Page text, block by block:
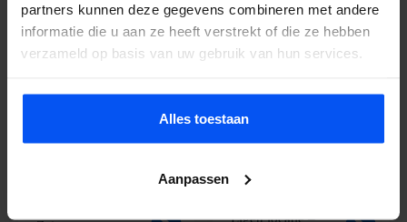
partners kunnen deze gegevens combineren met andere
informatie die u aan ze heeft verstrekt of die ze hebben
verzameld op basis van uw gebruik van hun services.
Alles toestaan
Aanpassen
Wijk bij Duurstede Woerden
Eigen locatie –